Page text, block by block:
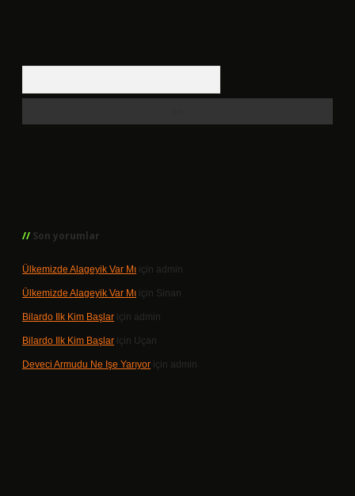
Son yorumlar
Ülkemizde Alageyik Var Mı için admin
Ülkemizde Alageyik Var Mı için Sinan
Bilardo Ilk Kim Başlar için admin
Bilardo Ilk Kim Başlar için Uçan
Deveci Armudu Ne Işe Yarıyor için admin